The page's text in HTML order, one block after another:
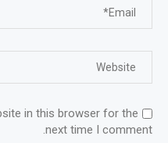
in this browser for the
next time I comment.